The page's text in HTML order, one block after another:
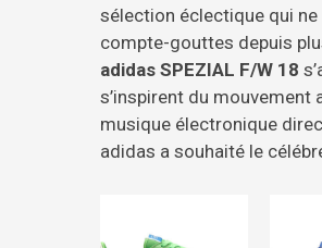
sélection éclectique qui ne
compte-gouttes depuis
adidas SPEZIAL F/W 18
s’inspirent du mouvement
musique électronique
adidas a souhaité le